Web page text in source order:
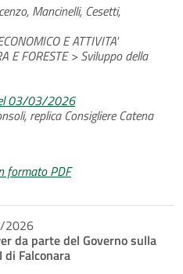
Mancinelli, Cesetti,
E ATTIVITA'
E FORESTE > Sviluppo della
03/03/2026
replica Consigliere Catena
formato PDF
2026
da parte del Governo sulla
Falconara